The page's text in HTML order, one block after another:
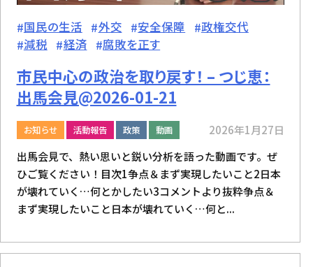
国民の生活 外交 安全保障
政権交代
減税
経済 腐敗を正す
市民中心の政治を取り戻す！ – つじ恵：
出馬会見@2026-01-21
お知らせ 活動報告 政策 動画
2026年1月27日
出馬会見で、熱い思いと鋭い分析を語った動画です。ぜ
ひご覧ください！目次1争点＆まず実現したいこと2日本
が壊れていく…何とかしたい3コメントより抜粋争点＆
まず実現したいこと日本が壊れていく…何と...